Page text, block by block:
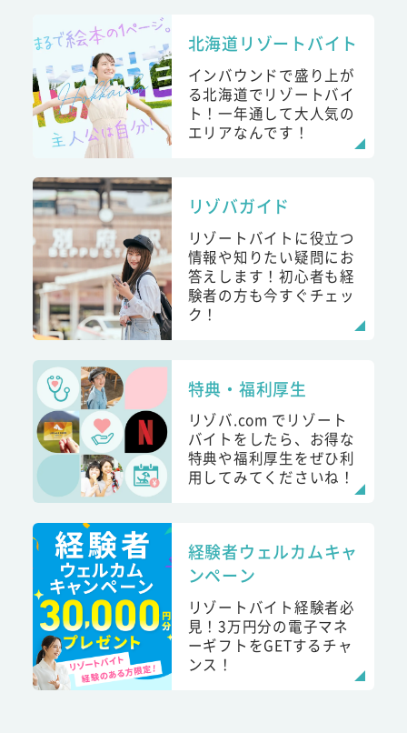
北海道リゾートバイト
インバウンドで盛り上が
る北海道でリゾートバイ
ト！一年通して大人気の
エリアなんです！
リゾバガイド
リゾートバイトに役立つ
情報や知りたい疑問にお
答えします！初心者も経
験者の方も今すぐチェッ
ク！
特典・福利厚生
リゾバ.com でリゾート
バイトをしたら、お得な
特典や福利厚生をぜひ利
用してみてくださいね！
経験者ウェルカムキャ
ンペーン
リゾートバイト経験者必
見！3万円分の電子マネ
ーギフトをGETするチャ
ンス！